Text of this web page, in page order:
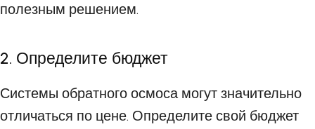
полезным решением.
2. Определите бюджет
Системы обратного осмоса могут значительно
отличаться по цене. Определите свой бюджет